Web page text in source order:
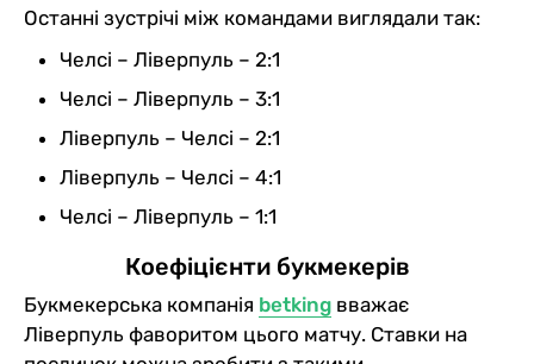
Останні зустрічі між командами виглядали так:
Челсі – Ліверпуль – 2:1
Челсі – Ліверпуль – 3:1
Ліверпуль – Челсі – 2:1
Ліверпуль – Челсі – 4:1
Челсі – Ліверпуль – 1:1
Коефіцієнти букмекерів
Букмекерська компанія betking вважає
Ліверпуль фаворитом цього матчу. Ставки на